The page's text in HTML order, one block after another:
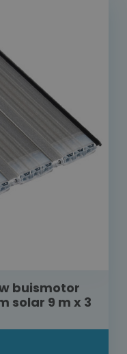
buismotor
solar 9 m x 3